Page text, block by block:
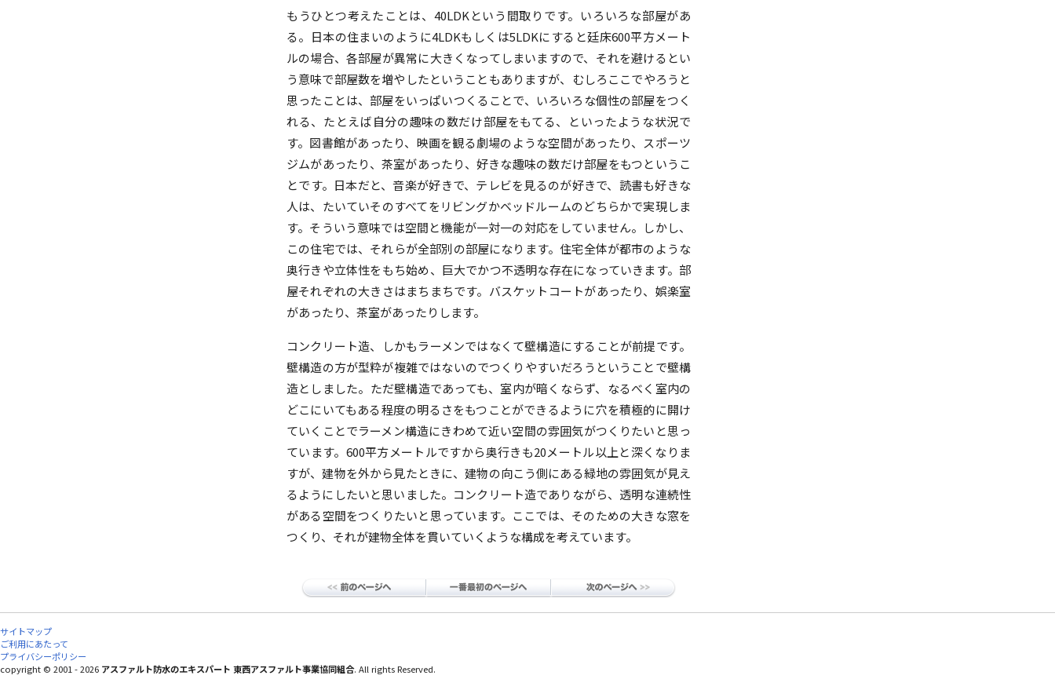
もうひとつ考えたことは、40LDKという間取りです。いろいろな部屋があ
る。日本の住まいのように4LDKもしくは5LDKにすると廷床600平方メート
ルの場合、各部屋が異常に大きくなってしまいますので、それを避けるとい
う意味で部屋数を増やしたということもありますが、むしろここでやろうと
思ったことは、部屋をいっぱいつくることで、いろいろな個性の部屋をつく
れる、たとえば自分の趣味の数だけ部屋をもてる、といったような状況で
す。図書館があったり、映画を観る劇場のような空間があったり、スポーツ
ジムがあったり、茶室があったり、好きな趣味の数だけ部屋をもつというこ
とです。日本だと、音楽が好きで、テレビを見るのが好きで、読書も好きな
人は、たいていそのすべてをリビングかベッドルームのどちらかで実現しま
す。そういう意味では空間と機能が一対一の対応をしていません。しかし、
この住宅では、それらが全部別の部屋になります。住宅全体が都市のような
奥行きや立体性をもち始め、巨大でかつ不透明な存在になっていきます。部
屋それぞれの大きさはまちまちです。バスケットコートがあったり、娯楽室
があったり、茶室があったりします。
コンクリート造、しかもラーメンではなくて壁構造にすることが前提です。
壁構造の方が型粋が複雑ではないのでつくりやすいだろうということで壁構
造としました。ただ壁構造であっても、室内が暗くならず、なるべく室内の
どこにいてもある程度の明るさをもつことができるように穴を積極的に開け
ていくことでラーメン構造にきわめて近い空間の雰囲気がつくりたいと思っ
ています。600平方メートルですから奥行きも20メートル以上と深くなりま
すが、建物を外から見たときに、建物の向こう側にある緑地の雰囲気が見え
るようにしたいと思いました。コンクリート造でありながら、透明な連続性
がある空間をつくりたいと思っています。ここでは、そのための大きな窓を
つくり、それが建物全体を貫いていくような構成を考えています。
サイトマップ
ご利用にあたって
プライバシーポリシー
copyright © 2001 - 2026 アスファルト防水のエキスパート 東西アスファルト事業協同組合. All rights Reserved.